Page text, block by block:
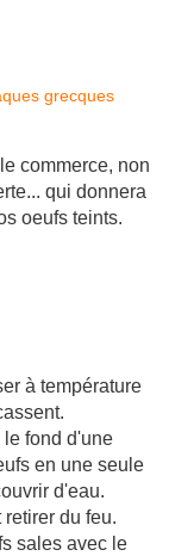
commerce, non
qui donnera
oeufs teints.
à température
le fond d'une
en une seule
d'eau.
du feu.
sales avec le